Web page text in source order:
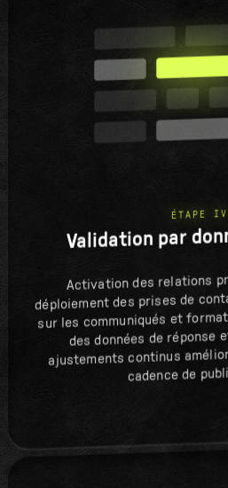
ÉTAPE IV
Validation par
Activation des relations
déploiement des prises de
sur les communiqués et
des données de réponse
ajustements continus
cadence de